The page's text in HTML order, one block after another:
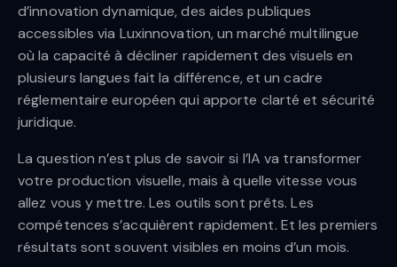
d’innovation dynamique, des aides publiques
accessibles via Luxinnovation, un marché multilingue
où la capacité à décliner rapidement des visuels en
plusieurs langues fait la différence, et un cadre
réglementaire européen qui apporte clarté et sécurité
juridique.
La question n’est plus de savoir si l’IA va transformer
votre production visuelle, mais à quelle vitesse vous
allez vous y mettre. Les outils sont prêts. Les
compétences s’acquièrent rapidement. Et les premiers
résultats sont souvent visibles en moins d’un mois.